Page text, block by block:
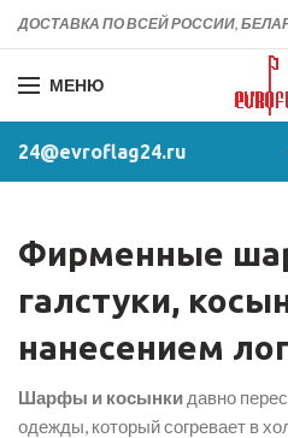
ДОСТАВКА ПО ВСЕЙ РОССИИ,
МЕНЮ
24@evroflag24.ru
Фирменные
галстуки,
нанесением
Шарфы и косынки давно
одежды, который согревает в